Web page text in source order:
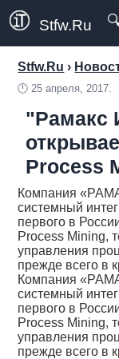
Stfw.Ru
Stfw.Ru ›
🕛25 апреля, 2017.
"Рамакс
Process
Компания
системный
первого в
Process Mining,
управления
прежде всего в
Компания
системный
первого в
Process Mining,
управления
прежде всего в